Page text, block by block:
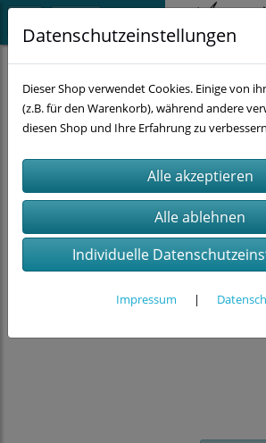
Schmuck Armbänder Pferd
Datenschutzeinstellungen
Dieser Shop verwendet Cookies. Einige von
(z.B. für den Warenkorb), während andere
diesen Shop und Ihre Erfahrung zu
Individuelle
Impressum |